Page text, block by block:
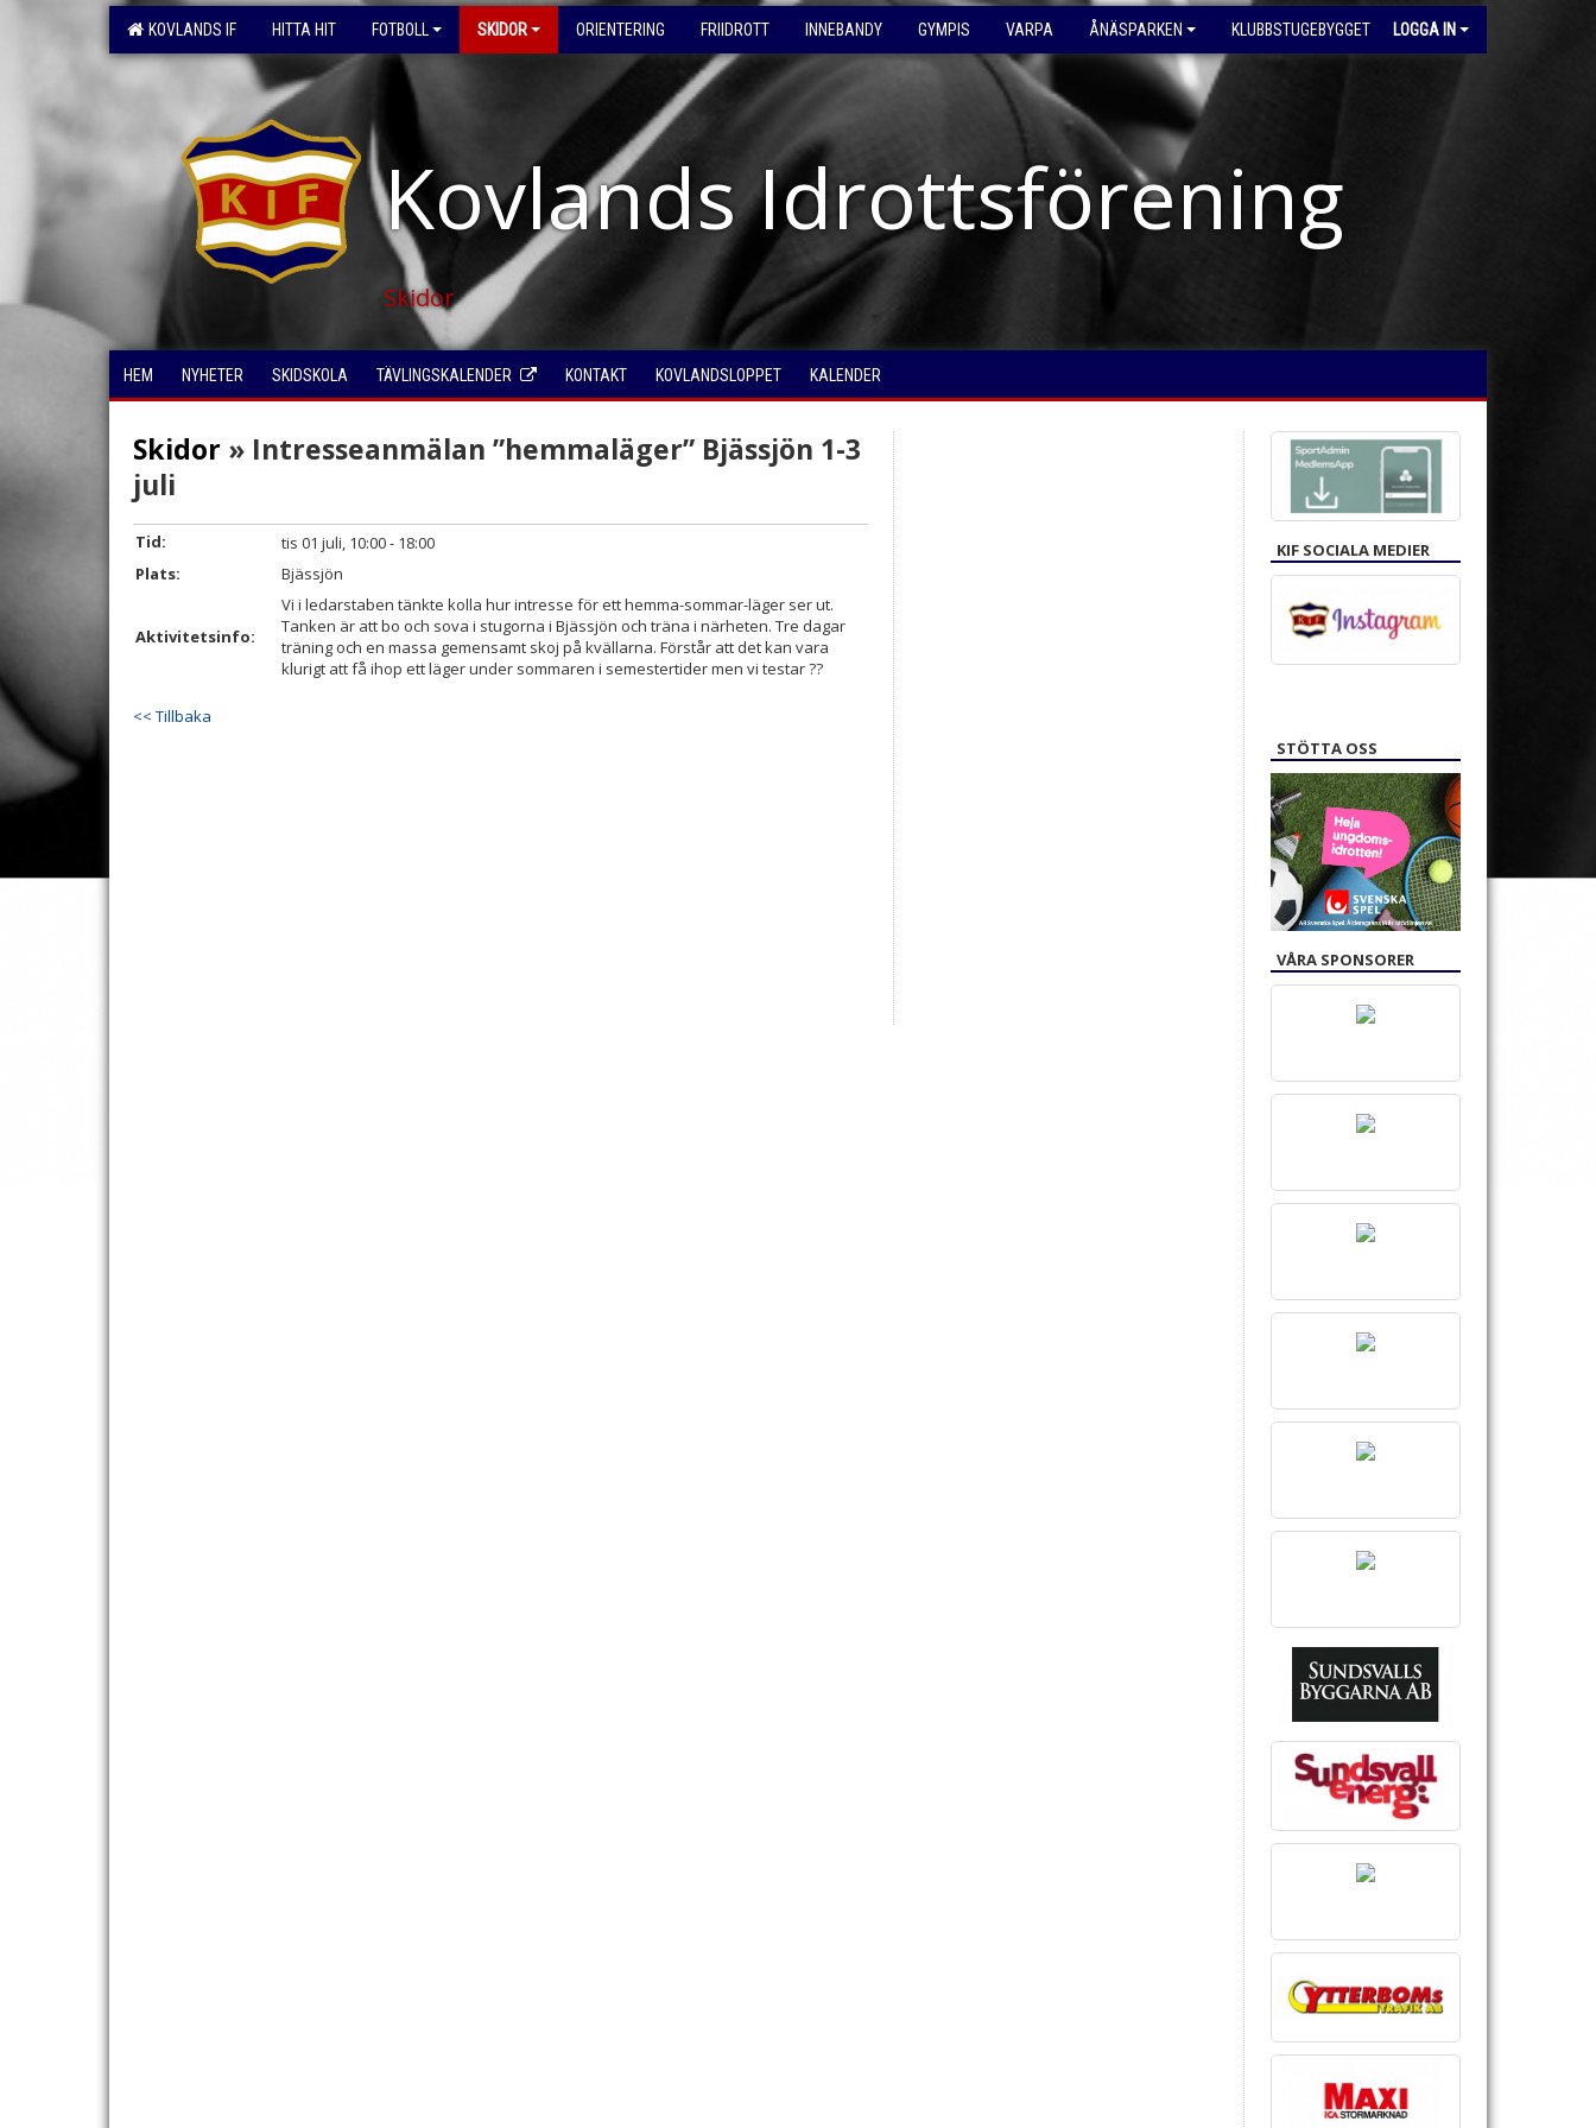
KOVLANDS IF HITTA HIT FOTBOLL SKIDOR ORIENTERING FRIIDROTT INNEBANDY GYMPIS VARPA ÅNÄSPARKEN KLUBBSTUGEBYGGET LOGGA IN
Kovlands Idrottsförening
Skidor
HEM NYHETER SKIDSKOLA TÄVLINGSKALENDER KONTAKT KOVLANDSLOPPET KALENDER
Skidor » Intresseanmälan ”hemmaläger” Bjässjön 1-3
juli
Tid:
tis 01 juli, 10:00 - 18:00
Plats:
Bjässjön
Aktivitetsinfo:
Vi i ledarstaben tänkte kolla hur intresse för ett hemma-sommar-läger ser ut.
Tanken är att bo och sova i stugorna i Bjässjön och träna i närheten. Tre dagar
träning och en massa gemensamt skoj på kvällarna. Förstår att det kan vara
klurigt att få ihop ett läger under sommaren i semestertider men vi testar ??
<< Tillbaka
KIF SOCIALA MEDIER
STÖTTA OSS
VÅRA SPONSORER